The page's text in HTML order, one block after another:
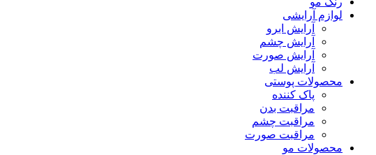
لوازم آرایشی
آرایش ابرو
آرایش چشم
آرایش صورت
آرایش لب
محصولات پوستی
پاک کننده
مراقبت بدن
مراقبت چشم
مراقبت صورت
محصولات مو